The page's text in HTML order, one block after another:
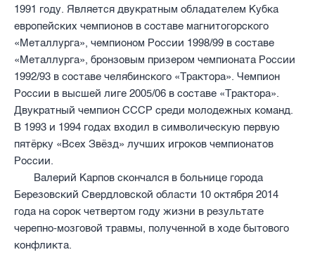
1991 году. Является двукратным обладателем Кубка
европейских чемпионов в составе магнитогорского
«Металлурга», чемпионом России 1998/99 в составе
«Металлурга», бронзовым призером чемпионата России
1992/93 в составе челябинского «Трактора». Чемпион
России в высшей лиге 2005/06 в составе «Трактора».
Двукратный чемпион СССР среди молодежных команд.
В 1993 и 1994 годах входил в символическую первую
пятёрку «Всех Звёзд» лучших игроков чемпионатов
России.
Валерий Карпов скончался в больнице города
Березовский Свердловской области 10 октября 2014
года на сорок четвертом году жизни в результате
черепно-мозговой травмы, полученной в ходе бытового
конфликта.